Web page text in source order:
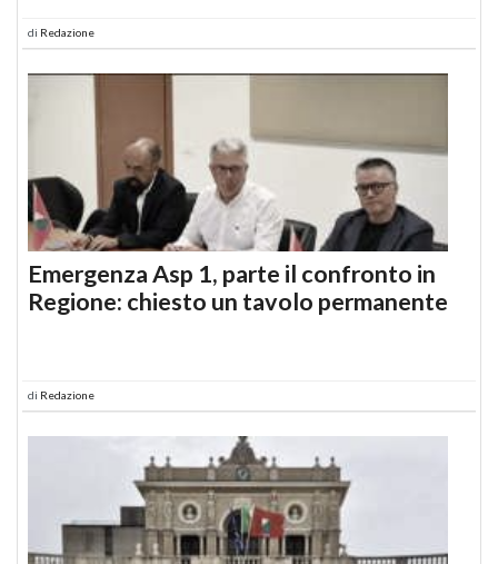
di Redazione
Emergenza Asp 1, parte il confronto in
Regione: chiesto un tavolo permanente
di Redazione